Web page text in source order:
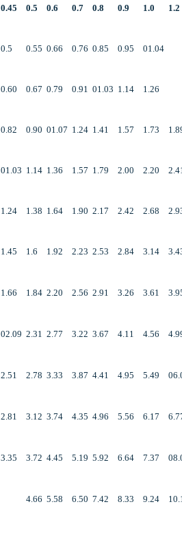
0.45 0.5 0.6 0.7 0.8 0.9 1.0 1.2
0.5 0.55 0.66 0.76 0.85 0.95 01.04
0.60 0.67 0.79 0.91 01.03 1.14 1.26
0.82 0.90 01.07 1.24 1.41 1.57 1.73
01.03 1.14 1.36 1.57 1.79 2.00 2.20
1.24 1.38 1.64 1.90 2.17 2.42 2.68
1.45 1.6 1.92 2.23 2.53 2.84 3.14
1.66 1.84 2.20 2.56 2.91 3.26 3.61
02.09 2.31 2.77 3.22 3.67 4.11 4.56
2.51 2.78 3.33 3.87 4.41 4.95 5.49
2.81 3.12 3.74 4.35 4.96 5.56 6.17
3.35 3.72 4.45 5.19 5.92 6.64 7.37
4.66 5.58 6.50 7.42 8.33 9.24